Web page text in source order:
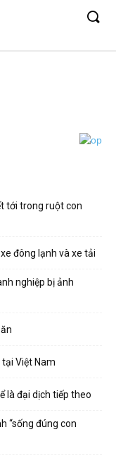
tới trong ruột con
đông lạnh và xe tải
nghiệp bị ảnh
Việt Nam
là đại dịch tiếp theo
“sống đúng con